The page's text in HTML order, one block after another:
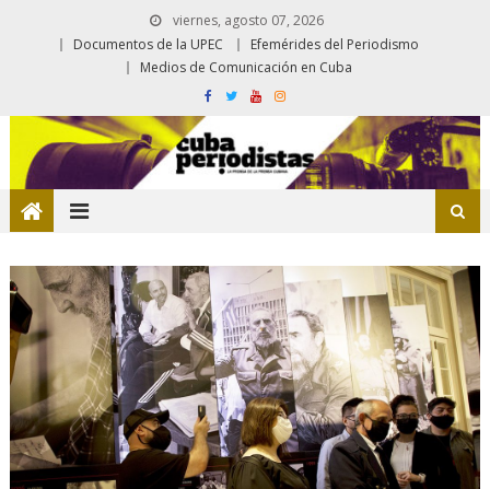
viernes, agosto 07, 2026
Documentos de la UPEC
Efemérides del Periodismo
Medios de Comunicación en Cuba